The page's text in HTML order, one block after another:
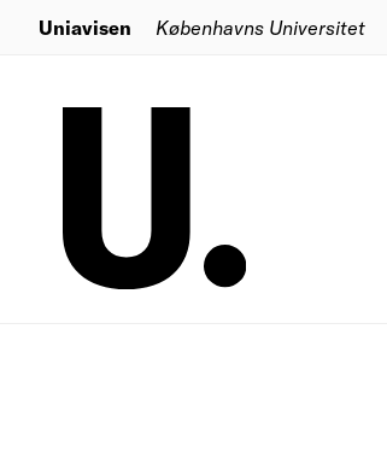
Uniavisen Københavns Universitet